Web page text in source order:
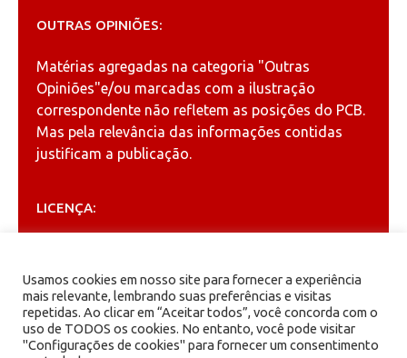
OUTRAS OPINIÕES:
Matérias agregadas na categoria "Outras
Opiniões"e/ou marcadas com a ilustração
correspondente não refletem as posições do PCB.
Mas pela relevância das informações contidas
justificam a publicação.
LICENÇA:
Creative Commons
ARQUIVOS
Usamos cookies em nosso site para fornecer a experiência
mais relevante, lembrando suas preferências e visitas
repetidas. Ao clicar em “Aceitar todos”, você concorda com o
uso de TODOS os cookies. No entanto, você pode visitar
"Configurações de cookies" para fornecer um consentimento